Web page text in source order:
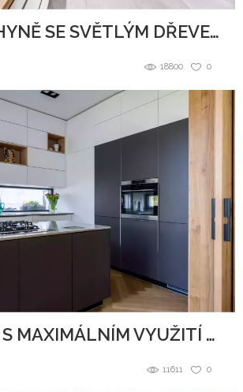
BÍLÁ KUCHYNĚ SE SVĚTLÝM DŘEVEM
0
18800
KUCHYNĚ S MAXIMÁLNÍM VYUŽITÍ PROSTORU
0
11611